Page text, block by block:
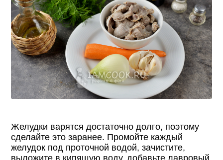
Желудки варятся достаточно долго, поэтому
сделайте это заранее. Промойте каждый
желудок под проточной водой, зачистите,